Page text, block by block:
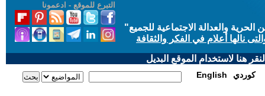
التبرع للموقع - ادعمونا
والعدالة الاجتماعية للجميع"
نالها أعلام في الفكر والثقافة
هنا لاستخدام الموقع البديل
English كوردي